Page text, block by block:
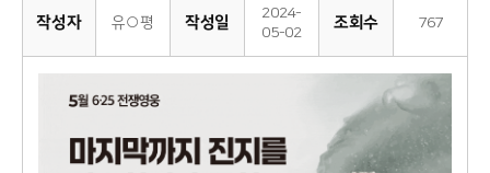
작성자 유○평 작성일
2024-
05-02
조회수 767